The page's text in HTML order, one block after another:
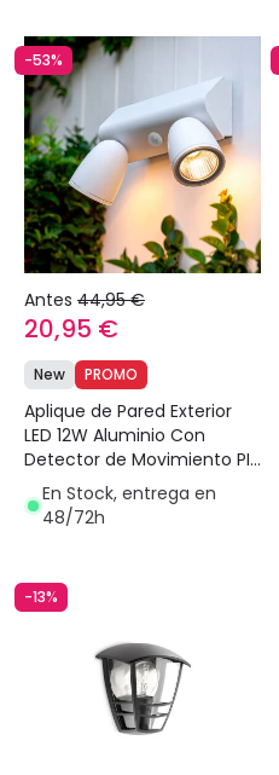
-53%
Antes 44,95 €
20,95 €
New PROMO
Aplique de Pared Exterior
LED 12W Aluminio Con
Detector de Movimiento PIR
Abel Large Dos Focos
En Stock, entrega en
48/72h
-13%